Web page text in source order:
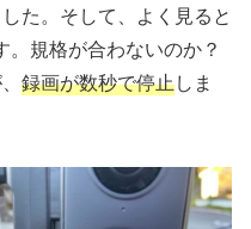
た。そして、よく見ると
規格が合わないのか？
録画が数秒で停止しま